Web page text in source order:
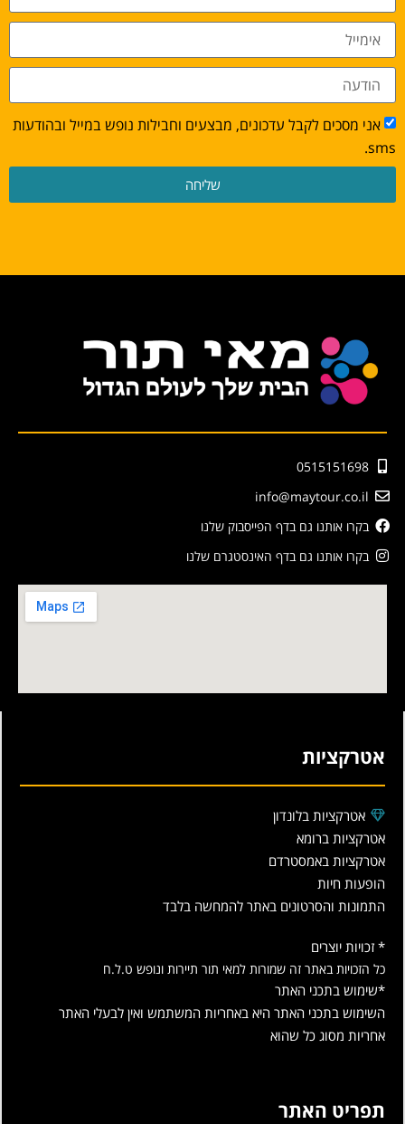
אני מסכים לקבל עדכונים, מבצעים וחבילות נופש במייל ובהודעות
sms.
שליחה
0515151698
info@maytour.co.il
בקרו אותנו גם בדף הפייסבוק שלנו
בקרו אותנו גם בדף האינסטגרם שלנו
אטרקציות
אטרקציות בלונדון
אטרקציות ברומא
אטרקציות באמסטרדם
הופעות חיות
התמונות והסרטונים באתר להמחשה בלבד
* זכויות יוצרים
כל הזכויות באתר זה שמורות למאי תור תיירות ונופש ט.ל.ח
*שימוש בתכני האתר
השימוש בתכני האתר היא באחריות המשתמש ואין לבעלי האתר
אחריות מסוג כל שהוא
תפריט האתר